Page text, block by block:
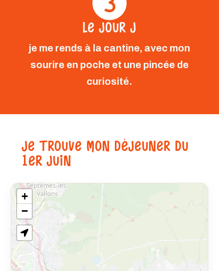
LE JOUR J
je me rends à la cantine, avec mon
sourire en poche et une pincée de
curiosité.
JE TROUVE MON DÉJEUNER DU
1ER JUIN
+
−